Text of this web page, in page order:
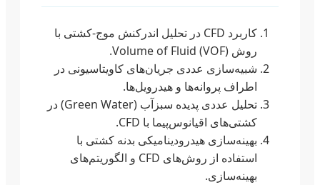
کاربرد CFD در تحلیل اندرکنش موج-کشتی با
روش Volume of Fluid (VOF).
شبیه‌سازی عددی جریان‌های کاویتاسیونی در
اطراف پروانه‌ها و هیدرویل‌ها.
تحلیل عددی پدیده سبزآب (Green Water) در
کشتی‌های اقیانوس‌پیما با CFD.
بهینه‌سازی هیدرودینامیکی بدنه کشتی با
استفاده از روش‌های CFD و الگوریتم‌های
بهینه‌سازی.